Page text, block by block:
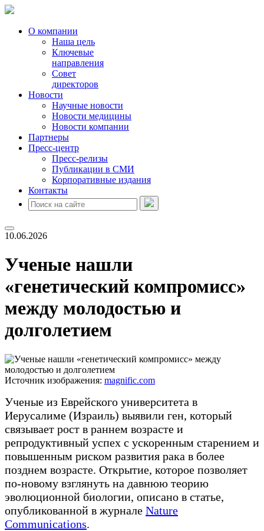
О компании
Наша цель
Ключевые
направления
Совет
директоров
Новости
Научные новости
Новости медицины
Новости компании
Партнеры
Пресс-центр
Пресс-релизы
Публикации в СМИ
Корпоративные издания
Контакты
10.06.2026
Ученые нашли
«генетический компромисс»
между молодостью и
долголетием
Источник изображения: magnific.com
Ученые из Еврейского университета в
Иерусалиме (Израиль) выявили ген, который
связывает рост в раннем возрасте и
репродуктивный успех с ускоренным старением и
повышенным риском развития рака в более
позднем возрасте. Открытие, которое позволяет
по-новому взглянуть на давнюю теорию
эволюционной биологии, описано в статье,
опубликованной в журнале Nature
Communications.